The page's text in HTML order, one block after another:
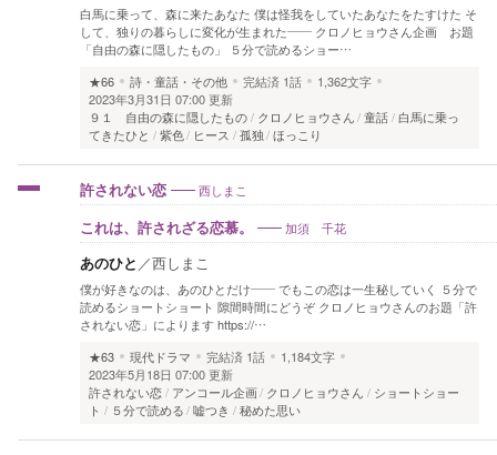
白馬に乗って、森に来たあなた 僕は怪我をしていたあなたをたすけた そ
して、独りの暮らしに変化が生まれた―― クロノヒョウさん企画 お題
「自由の森に隠したもの」 ５分で読めるショー…
★66
詩・童話・その他 完結済 1話
1,362文字
2023年3月31日 07:00 更新
９１ 自由の森に隠したもの
クロノヒョウさん 童話 白馬に乗っ
てきたひと
紫色 ヒース 孤独 ほっこり
許されない恋 西しまこ
これは、許されざる恋慕。 加須 千花
あのひと ／西しまこ
僕が好きなのは、あのひとだけ―― でもこの恋は一生秘していく ５分で
読めるショートショート 隙間時間にどうぞ クロノヒョウさんのお題「許
されない恋」によります https://…
★63
現代ドラマ 完結済 1話
1,184文字
2023年5月18日 07:00 更新
許されない恋
アンコール企画 クロノヒョウさん
ショートショー
ト
５分で読める 嘘つき 秘めた思い